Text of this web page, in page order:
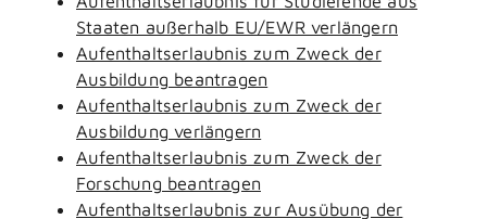
Staaten außerhalb EU/EWR verlängern
Aufenthaltserlaubnis zum Zweck der
Ausbildung beantragen
Aufenthaltserlaubnis zum Zweck der
Ausbildung verlängern
Aufenthaltserlaubnis zum Zweck der
Forschung beantragen
Aufenthaltserlaubnis zur Ausübung der